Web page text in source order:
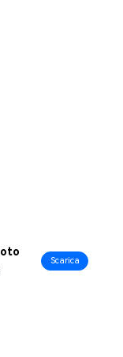
Scarica